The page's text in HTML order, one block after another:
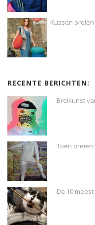
Kussen
RECENTE BERICHTEN:
Breikunst
Toen breien
De 10